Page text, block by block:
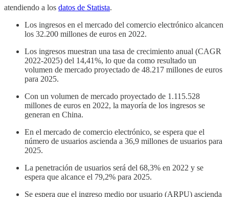
atendiendo a los datos de Statista.
Los ingresos en el mercado del comercio electrónico alcancen
los 32.200 millones de euros en 2022.
Los ingresos muestran una tasa de crecimiento anual (CAGR
2022-2025) del 14,41%, lo que da como resultado un
volumen de mercado proyectado de 48.217 millones de euros
para 2025.
Con un volumen de mercado proyectado de 1.115.528
millones de euros en 2022, la mayoría de los ingresos se
generan en China.
En el mercado de comercio electrónico, se espera que el
número de usuarios ascienda a 36,9 millones de usuarios para
2025.
La penetración de usuarios será del 68,3% en 2022 y se
espera que alcance el 79,2% para 2025.
Se espera que el ingreso medio por usuario (ARPU) ascienda